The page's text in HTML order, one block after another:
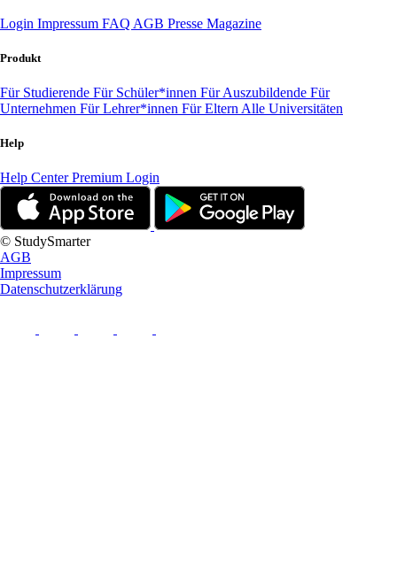
Login Impressum FAQ AGB Presse Magazine
Produkt
Für Studierende Für Schüler*innen Für Auszubildende Für
Unternehmen Für Lehrer*innen Für Eltern Alle Universitäten
Help
Help CenterPremium Login
© StudySmarter
AGB
Impressum
Datenschutzerklärung